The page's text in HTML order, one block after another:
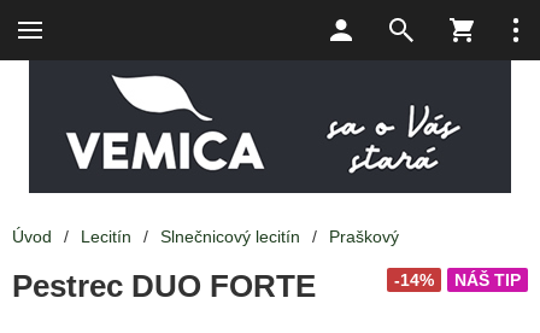
Úvod / Lecitín / Slnečnicový lecitín / Praškový
NÁŠ TIP
-14%
Pestrec DUO FORTE